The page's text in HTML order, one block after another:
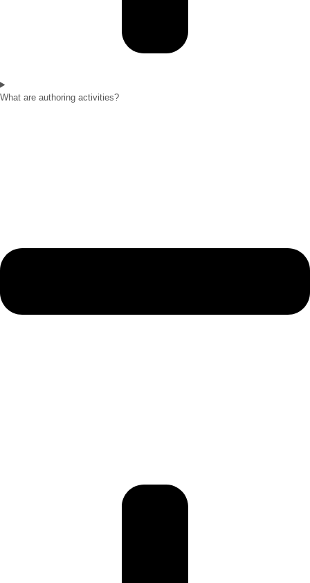
What are authoring activities?